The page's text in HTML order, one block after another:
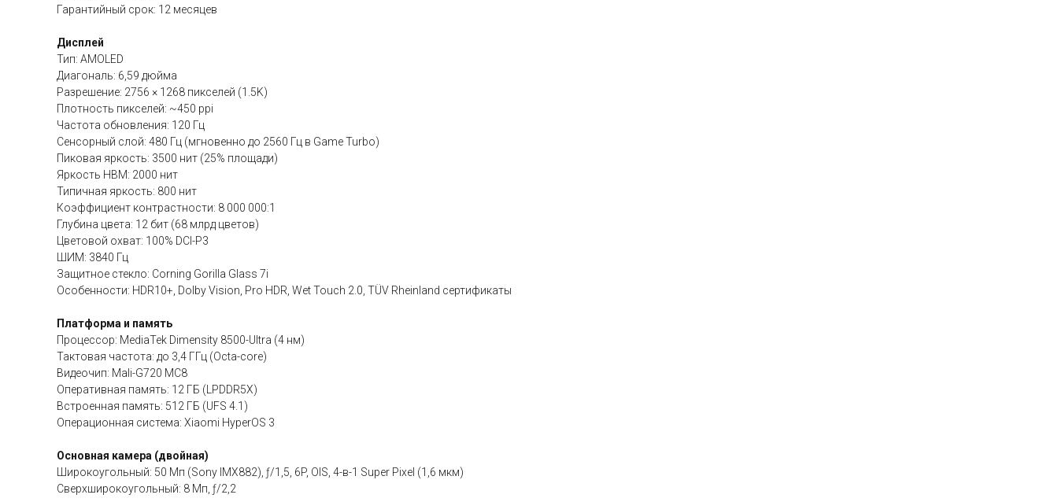
Гарантийный срок: 12 месяцев
Дисплей
Тип: AMOLED
Диагональ: 6,59 дюйма
Разрешение: 2756 × 1268 пикселей (1.5K)
Плотность пикселей: ~450 ppi
Частота обновления: 120 Гц
Сенсорный слой: 480 Гц (мгновенно до 2560 Гц в Game Turbo)
Пиковая яркость: 3500 нит (25% площади)
Яркость HBM: 2000 нит
Типичная яркость: 800 нит
Коэффициент контрастности: 8 000 000:1
Глубина цвета: 12 бит (68 млрд цветов)
Цветовой охват: 100% DCI-P3
ШИМ: 3840 Гц
Защитное стекло: Corning Gorilla Glass 7i
Особенности: HDR10+, Dolby Vision, Pro HDR, Wet Touch 2.0, TÜV Rheinland сертификаты
Платформа и память
Процессор: MediaTek Dimensity 8500-Ultra (4 нм)
Тактовая частота: до 3,4 ГГц (Octa-core)
Видеочип: Mali-G720 MC8
Оперативная память: 12 ГБ (LPDDR5X)
Встроенная память: 512 ГБ (UFS 4.1)
Операционная система: Xiaomi HyperOS 3
Основная камера (двойная)
Широкоугольный: 50 Мп (Sony IMX882), ƒ/1,5, 6P, OIS, 4-в-1 Super Pixel (1,6 мкм)
Сверхширокоугольный: 8 Мп, ƒ/2,2